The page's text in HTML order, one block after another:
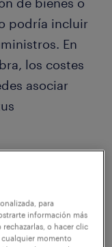
podría incluir
En
los costes
asociar
en
para
información más
rechazarlas, o hacer clic
cualquier momento